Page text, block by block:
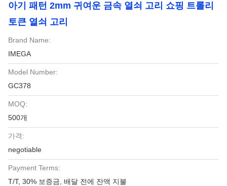
아기 패턴 2mm 귀여운 금속 열쇠 고리 쇼핑 트롤리
토큰 열쇠 고리
Brand Name:
IMEGA
Model Number:
GC378
MOQ:
500개
가격:
negotiable
Payment Terms:
T/T, 30% 보증금, 배달 전에 잔액 지불